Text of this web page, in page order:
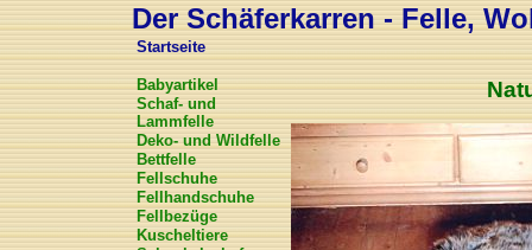
Der Schäferkarren - Felle,
Startseite
Babyartikel
Schaf- und
Lammfelle
Deko- und Wildfelle
Bettfelle
Fellschuhe
Fellhandschuhe
Fellbezüge
Kuscheltiere